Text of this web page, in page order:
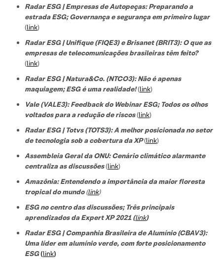
Radar ESG | Empresas de Autopeças: Preparando a
estrada ESG; Governança e segurança em primeiro lugar
(link)
Radar ESG | Unifique (FIQE3) e Brisanet (BRIT3): O que as
empresas de telecomunicações brasileiras têm feito?
(link)
Radar ESG | Natura&Co. (NTCO3): Não é apenas
maquiagem; ESG é uma realidade!(link)
Vale (VALE3): Feedback do Webinar ESG; Todos os olhos
voltados para a redução de riscos(link)
Radar ESG | Totvs (TOTS3): A melhor posicionada no setor
de tecnologia sob a cobertura da XP(link)
Assembleia Geral da ONU: Cenário climático alarmante
centraliza as discussões(link)
Amazônia: Entendendo a importância da maior floresta
tropical do mundo (link)
ESG no centro das discussões; Três principais
aprendizados da Expert XP 2021 (link)
Radar ESG | Companhia Brasileira de Alumínio (CBAV3):
Uma líder em alumínio verde, com forte posicionamento
ESG(link)